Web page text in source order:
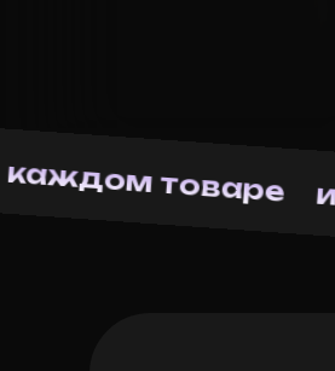
каждом товаре